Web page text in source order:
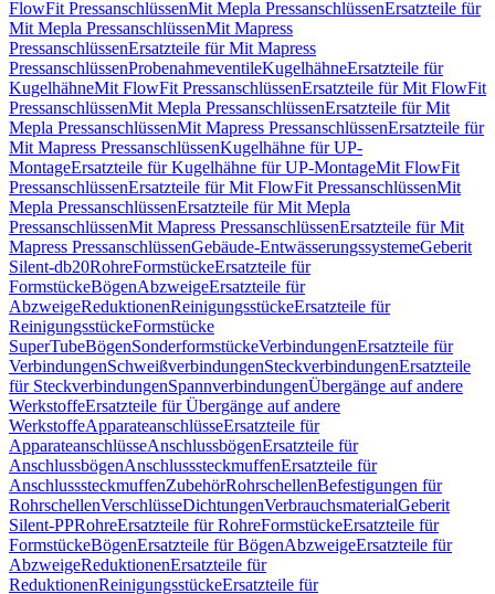
FlowFit PressanschlüssenMit Mepla PressanschlüssenErsatzteile für
Mit Mepla PressanschlüssenMit Mapress
PressanschlüssenErsatzteile für Mit Mapress
PressanschlüssenProbenahmeventileKugelhähneErsatzteile für
KugelhähneMit FlowFit PressanschlüssenErsatzteile für Mit FlowFit
PressanschlüssenMit Mepla PressanschlüssenErsatzteile für Mit
Mepla PressanschlüssenMit Mapress PressanschlüssenErsatzteile für
Mit Mapress PressanschlüssenKugelhähne für UP-
MontageErsatzteile für Kugelhähne für UP-MontageMit FlowFit
PressanschlüssenErsatzteile für Mit FlowFit PressanschlüssenMit
Mepla PressanschlüssenErsatzteile für Mit Mepla
PressanschlüssenMit Mapress PressanschlüssenErsatzteile für Mit
Mapress PressanschlüssenGebäude-EntwässerungssystemeGeberit
Silent-db20RohreFormstückeErsatzteile für
FormstückeBögenAbzweigeErsatzteile für
AbzweigeReduktionenReinigungsstückeErsatzteile für
ReinigungsstückeFormstücke
SuperTubeBögenSonderformstückeVerbindungenErsatzteile für
VerbindungenSchweißverbindungenSteckverbindungenErsatzteile
für SteckverbindungenSpannverbindungenÜbergänge auf andere
WerkstoffeErsatzteile für Übergänge auf andere
WerkstoffeApparateanschlüsseErsatzteile für
ApparateanschlüsseAnschlussbögenErsatzteile für
AnschlussbögenAnschlusssteckmuffenErsatzteile für
AnschlusssteckmuffenZubehörRohrschellenBefestigungen für
RohrschellenVerschlüsseDichtungenVerbrauchsmaterialGeberit
Silent-PPRohreErsatzteile für RohreFormstückeErsatzteile für
FormstückeBögenErsatzteile für BögenAbzweigeErsatzteile für
AbzweigeReduktionenErsatzteile für
ReduktionenReinigungsstückeErsatzteile für